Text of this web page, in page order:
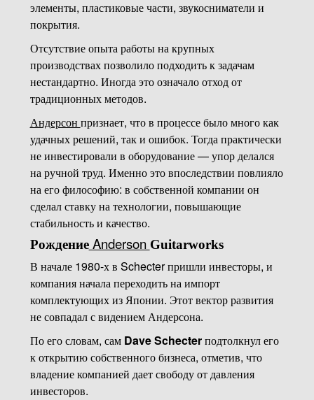
элементы, пластиковые части, звукосниматели и
покрытия.
Отсутствие опыта работы на крупных
производствах позволило подходить к задачам
нестандартно. Иногда это означало отход от
традиционных методов.
Андерсон признает, что в процессе было много как
удачных решений, так и ошибок. Тогда практически
не инвестировали в оборудование — упор делался
на ручной труд. Именно это впоследствии повлияло
на его философию: в собственной компании он
сделал ставку на технологии, повышающие
стабильность и качество.
РождениеAnderson Guitarworks
В начале 1980-х в Schecter пришли инвесторы, и
компания начала переходить на импорт
комплектующих из Японии. Этот вектор развития
не совпадал с видением Андерсона.
По его словам, сам Dave Schecterподтолкнул его
к открытию собственного бизнеса, отметив, что
владение компанией дает свободу от давления
инвесторов.